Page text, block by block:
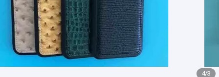
3
/
4